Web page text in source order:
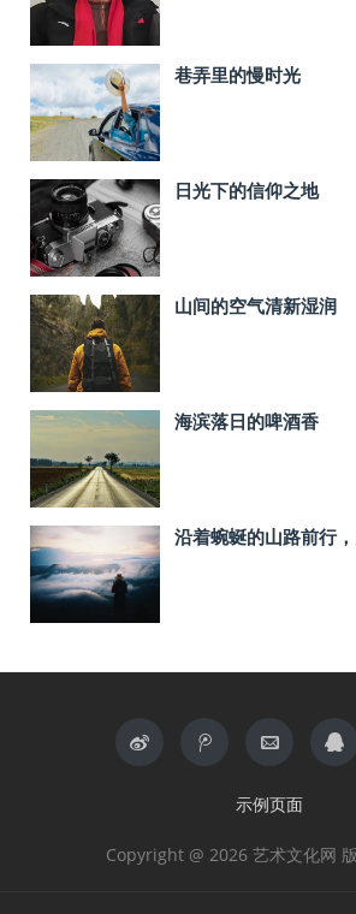
巷弄里的慢时光
日光下的信仰之地
山间的空气清新湿润
海滨落日的啤酒香
沿着蜿蜒的山路前行
示例页面
Copyright @ 2026 艺术文化网